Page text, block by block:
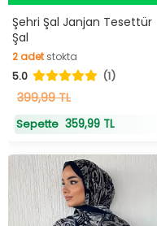
Hızlı Teslimat
Şehri Şal Janjan Tesettür
Şal
2adetstokta
2adetstokta
5.0 (1)
399,99 TL
Sepette 359,99 TL